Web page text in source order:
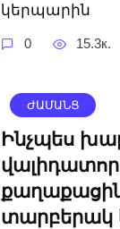
կերպարին
0 15.3к.
ԺԱՄԱՆՑ
Ինչպես
տարբերակ